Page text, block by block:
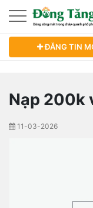
ĐĂNG TIN
Nạp 200k
11-03-2026